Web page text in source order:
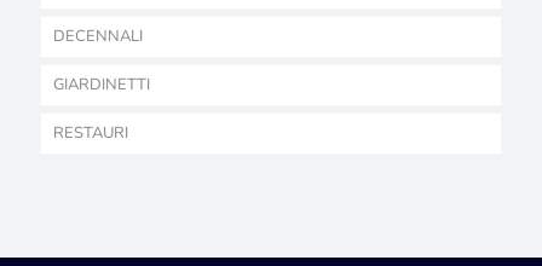
DECENNALI
GIARDINETTI
RESTAURI